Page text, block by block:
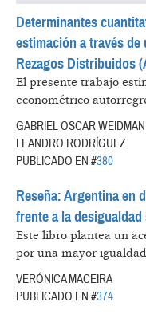
Determinantes
estimación a través
Rezagos Distribuidos
El presente trabajo
econométrico
GABRIEL OSCAR
LEANDRO RODRÍGUEZ
PUBLICADO EN #380
Reseña: Argentina en
frente a la
Este libro plantea un
por una mayor
VERÓNICA MACEIRA
PUBLICADO EN #374